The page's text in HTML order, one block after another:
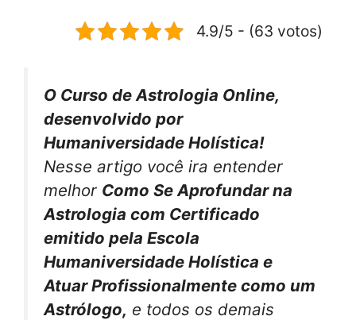
4.9/5 - (63 votos)
O Curso de Astrologia Online,
desenvolvido por
Humaniversidade Holística!
Nesse artigo você ira entender
melhor Como Se Aprofundar na
Astrologia com Certificado
emitido pela Escola
Humaniversidade Holística e
Atuar Profissionalmente como um
Astrólogo, e todos os demais